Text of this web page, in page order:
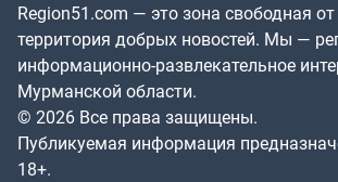
Region51.com — это зона свободная
территория добрых новостей. Мы —
информационно-развлекательное
Мурманской области.
© 2026 Все права защищены.
Публикуемая информация
18+.